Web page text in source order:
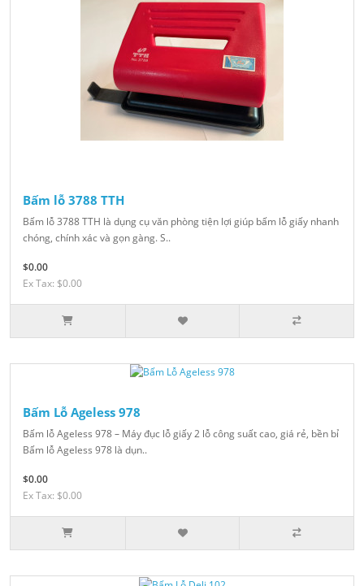
Bấm lỗ 3788 TTH
Bấm lỗ 3788 TTH là dụng cụ văn phòng tiện lợi giúp bấm lỗ giấy nhanh
chóng, chính xác và gọn gàng. S..
$0.00
Ex Tax: $0.00
Bấm Lỗ Ageless 978
Bấm lỗ Ageless 978 – Máy đục lỗ giấy 2 lỗ công suất cao, giá rẻ, bền bỉ
Bấm lỗ Ageless 978 là dụn..
$0.00
Ex Tax: $0.00